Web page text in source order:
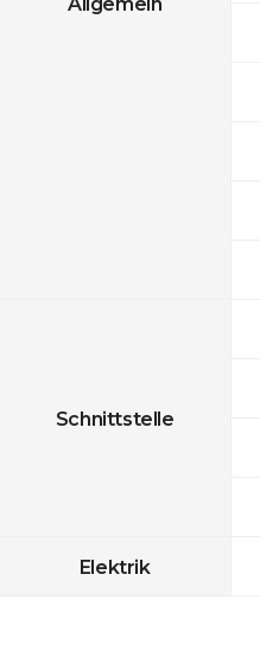
Schnittstelle
Elektrik